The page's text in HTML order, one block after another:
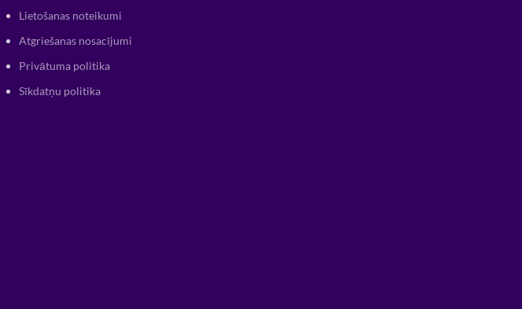
Lietošanas noteikumi
Atgriešanas nosacījumi
Privātuma politika
Sīkdatņu politika